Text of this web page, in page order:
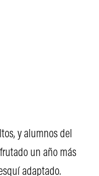
y alumnos del
un año más
adaptado.